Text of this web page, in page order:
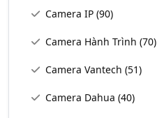
Camera IP (90)
Camera Hành Trình (70)
Camera Vantech (51)
Camera Dahua (40)